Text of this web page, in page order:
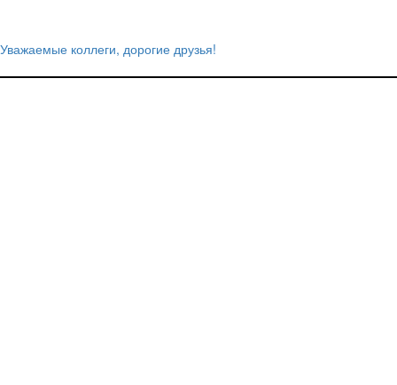
Уважаемые коллеги, дорогие друзья!